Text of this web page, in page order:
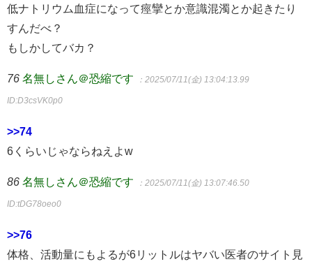
低ナトリウム血症になって痙攣とか意識混濁とか起きたり
すんだべ？
もしかしてバカ？
76 名無しさん＠恐縮です ：2025/07/11(金) 13:04:13.99
ID:D3csVK0p0
>>74
6くらいじゃならねえよw
86 名無しさん＠恐縮です ：2025/07/11(金) 13:07:46.50
ID:tDG78oeo0
>>76
体格、活動量にもよるが6リットルはヤバい医者のサイト見